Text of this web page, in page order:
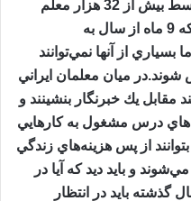
ساعات آموزشي مدارس كشور توسط بيش از 32 هزار معلم
حق‌التدريسي پشتيباني شده است كه 9 ماه از سال به
از آنها نمي‌توانند
ميان معلمان ايراني
مقابل يك خبرنگار بنشينند و
درس مشغول به كارهايي
از پس هزينه‌هاي زندگي
و بايد ديد كه آيا در
بايد در انتظار